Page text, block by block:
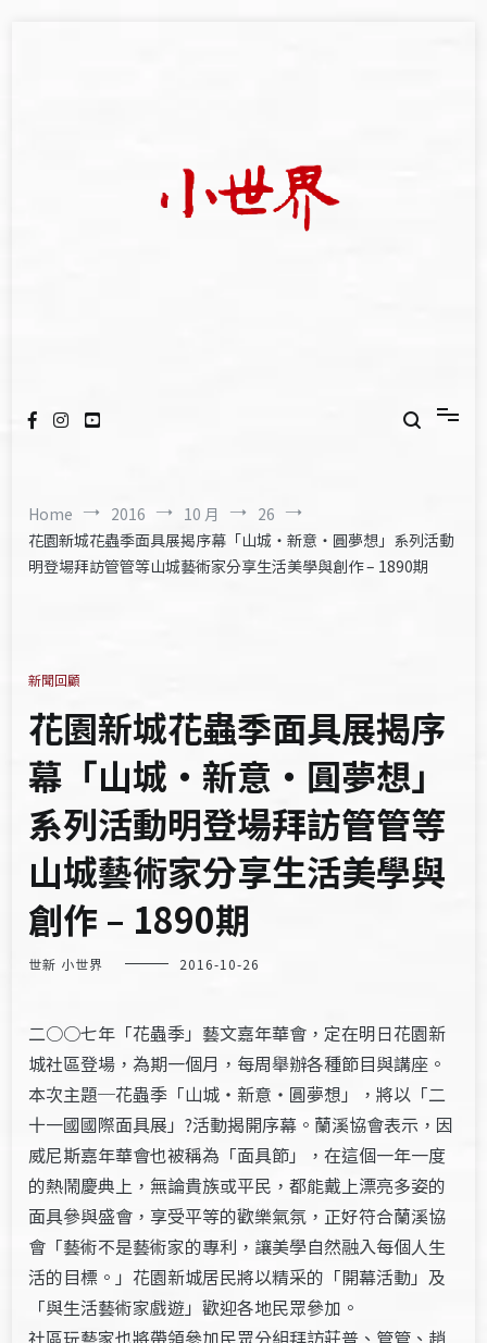
Home 2016 10 月
26
花園新城花蟲季面具展揭序幕「山城‧新意‧圓夢想」系列活動
明登場拜訪管管等山城藝術家分享生活美學與創作 – 1890期
新聞回顧
花園新城花蟲季面具展揭序
幕「山城‧新意‧圓夢想」
系列活動明登場拜訪管管等
山城藝術家分享生活美學與
創作 – 1890期
世新 小世界 2016-10-26
二○○七年「花蟲季」藝文嘉年華會，定在明日花園新
城社區登場，為期一個月，每周舉辦各種節目與講座。
本次主題─花蟲季「山城‧新意‧圓夢想」，將以「二
十一國國際面具展」?活動揭開序幕。蘭溪協會表示，因
威尼斯嘉年華會也被稱為「面具節」，在這個一年一度
的熱鬧慶典上，無論貴族或平民，都能戴上漂亮多姿的
面具參與盛會，享受平等的歡樂氣氛，正好符合蘭溪協
會「藝術不是藝術家的專利，讓美學自然融入每個人生
活的目標。」花園新城居民將以精采的「開幕活動」及
「與生活藝術家戲遊」歡迎各地民眾參加。
社區玩藝家也將帶領參加民眾分組拜訪莊普、管管、趙